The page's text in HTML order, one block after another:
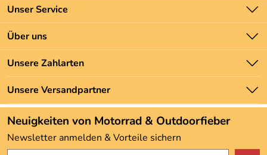
Unser Service
Kontakt
Batteriegesetz
Newsletter
Zahlung und Versand
Über uns
Unsere Bestseller
Marken
Neu
Angebote
Kundenbewertungen (3.492)
4,9/5*****
Unsere Zahlarten
Unsere Versandpartner
Neuigkeiten von Motorrad & Outdoorfieber
Newsletter anmelden & Vorteile sichern